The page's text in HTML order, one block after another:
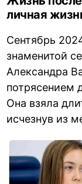
личная
Сентябрь
знаменитой
Александра
потрясением
Она взяла
исчезнув из